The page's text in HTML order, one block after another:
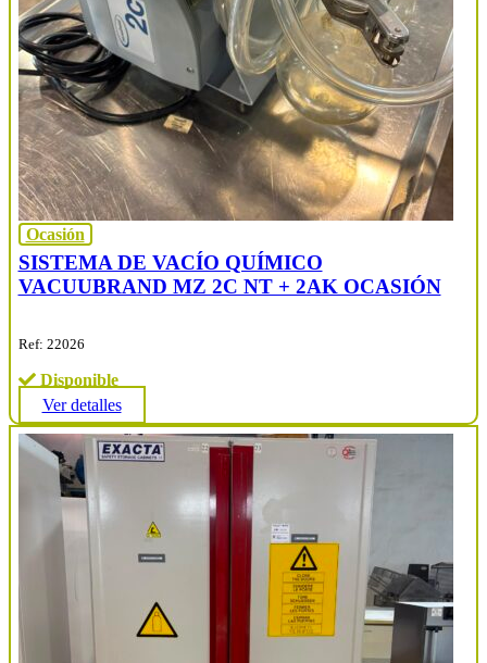
Ocasión
SISTEMA DE VACÍO QUÍMICO
VACUUBRAND MZ 2C NT + 2AK OCASIÓN
Ref: 22026
Disponible
Ver detalles